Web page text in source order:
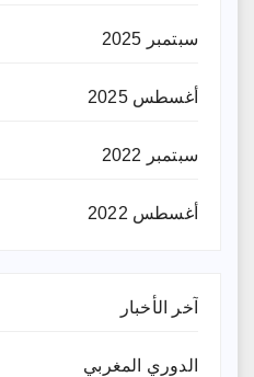
سبتمبر 2025
أغسطس 2025
سبتمبر 2022
أغسطس 2022
آخر الأخبار
الدوري المغربي